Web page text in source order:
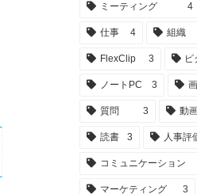
ミーティング 4
仕事 4 組織
FlexClip 3 ピ
ノートPC 3
質問 3 動
読書 3 人事評
コミュニケーション
マーケティング 3